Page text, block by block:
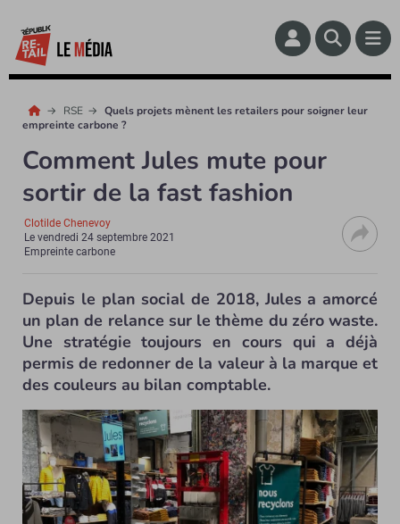
RSE
Quels projets mènent les retailers pour soigner leur
empreinte carbone ?
Comment Jules mute pour
sortir de la fast fashion
Clotilde Chenevoy
Levendredi 24 septembre 2021
Empreinte carbone
Depuis le plan social de 2018, Jules a amorcé
un plan de relance sur le thème du zéro waste.
Une stratégie toujours en cours qui a déjà
permis de redonner de la valeur à la marque et
des couleurs au bilan comptable.